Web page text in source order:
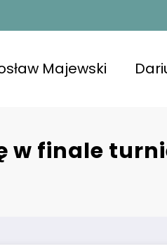
Majewski
finale